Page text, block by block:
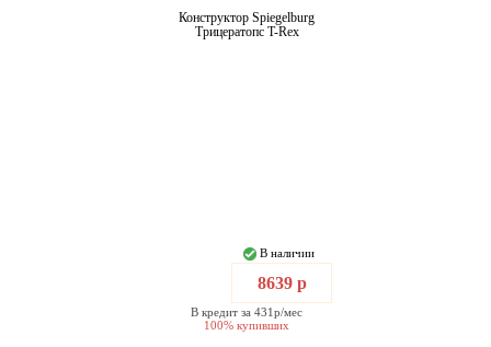
Конструктор Spiegelburg
Трицератопс T-Rex
В наличии
8639 р
В кредит за 431р/мес
100% купивших